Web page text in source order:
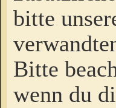
bitte
Bitte
wenn du